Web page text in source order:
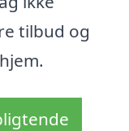
tilbud og